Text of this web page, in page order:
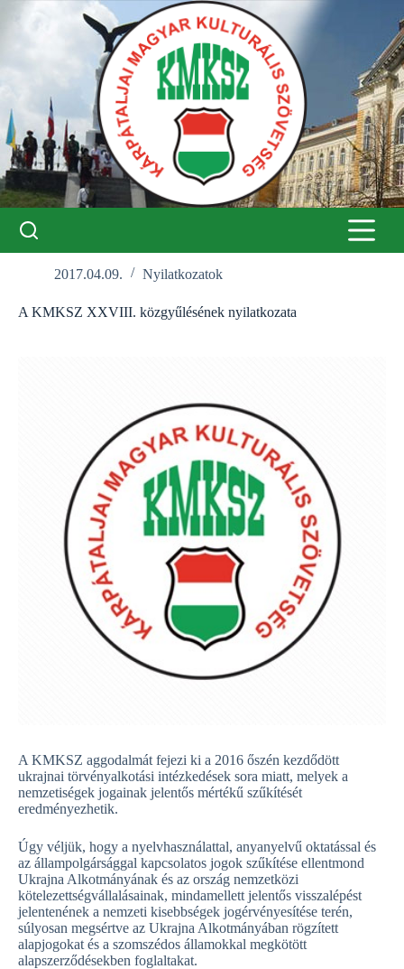
2017.04.09. Nyilatkozatok
A KMKSZ XXVIII. közgyűlésének nyilatkozata
A KMKSZ aggodalmát fejezi ki a 2016 őszén kezdődött
ukrajnai törvényalkotási intézkedések sora miatt, melyek a
nemzetiségek jogainak jelentős mértékű szűkítését
eredményezhetik.
Úgy véljük, hogy a nyelvhasználattal, anyanyelvű oktatással és
az állampolgársággal kapcsolatos jogok szűkítése ellentmond
Ukrajna Alkotmányának és az ország nemzetközi
kötelezettségvállalásainak, mindamellett jelentős visszalépést
jelentenének a nemzeti kisebbségek jogérvényesítése terén,
súlyosan megsértve az Ukrajna Alkotmányában rögzített
alapjogokat és a szomszédos államokkal megkötött
alapszerződésekben foglaltakat.